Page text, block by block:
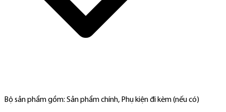
Bộ sản phẩm gồm: Sản phẩm chính, Phụ kiện đi kèm (nếu có)